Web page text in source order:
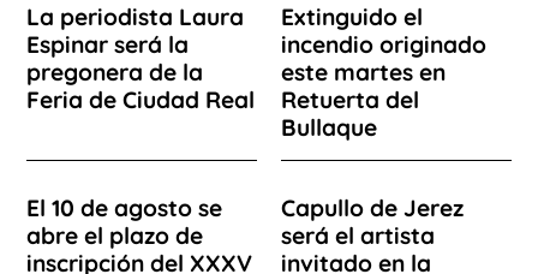
La periodista Laura
Espinar será la
pregonera de la
Feria de Ciudad Real
Extinguido el
incendio originado
este martes en
Retuerta del
Bullaque
El 10 de agosto se
abre el plazo de
inscripción del XXXV
Capullo de Jerez
será el artista
invitado en la